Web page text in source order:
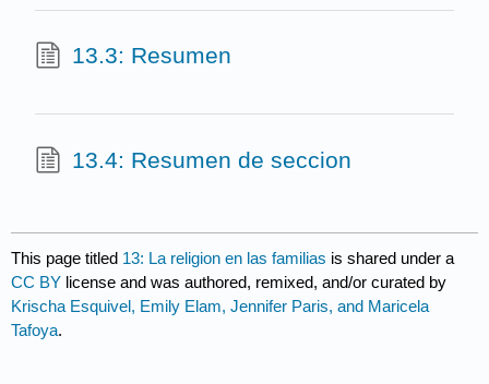
13.3: Resumen
13.4: Resumen de seccion
This page titled 13: La religion en las familias is shared under a
CC BY license and was authored, remixed, and/or curated by
Krischa Esquivel, Emily Elam, Jennifer Paris, and Maricela
Tafoya.